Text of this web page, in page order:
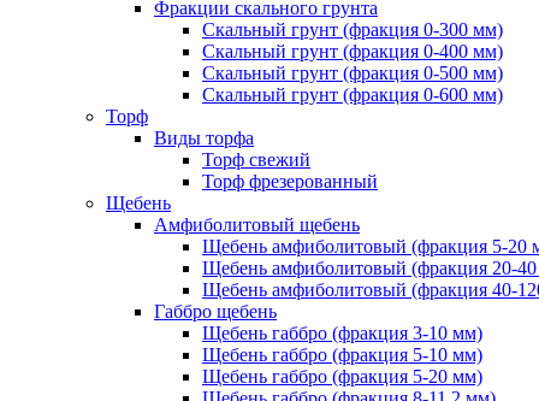
Фракции скального грунта
Скальный грунт (фракция 0-300 мм)
Скальный грунт (фракция 0-400 мм)
Скальный грунт (фракция 0-500 мм)
Скальный грунт (фракция 0-600 мм)
Торф
Виды торфа
Торф свежий
Торф фрезерованный
Щебень
Амфиболитовый щебень
Щебень амфиболитовый (фракция 5-20
Щебень амфиболитовый (фракция 20-
Щебень амфиболитовый (фракция 40-
Габбро щебень
Щебень габбро (фракция 3-10 мм)
Щебень габбро (фракция 5-10 мм)
Щебень габбро (фракция 5-20 мм)